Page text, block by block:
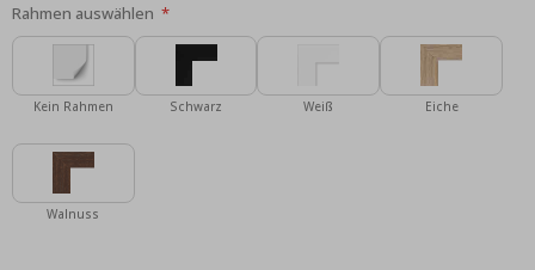
Rahmen auswählen
Kein Rahmen Schwarz Weiß Eiche
Walnuss